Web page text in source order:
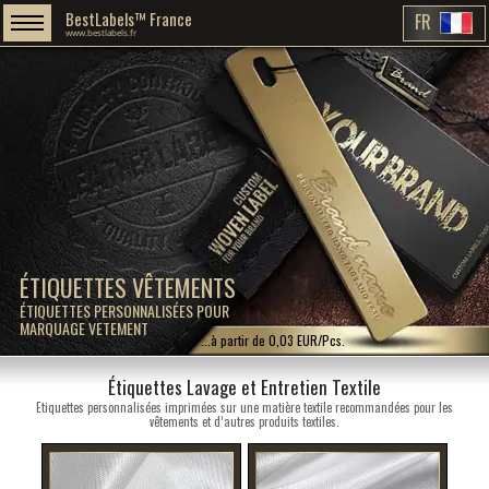
ÉTIQUETTES VÊTEMENTS
ÉTIQUETTES PERSONNALISÉES POUR
MARQUAGE VETEMENT
BestLabels™ France
www.bestlabels.fr FR
...à partir de 0,03 EUR/Pcs.
Étiquettes Lavage et Entretien Textile
Etiquettes personnalisées imprimées sur une matière textile recommandées pour les
vêtements et d’autres produits textiles.